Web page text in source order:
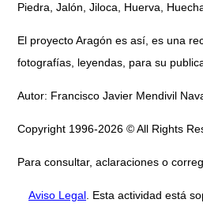
Piedra, Jalón, Jiloca, Huerva,
El proyecto Aragón es así, es una
fotografías, leyendas, para su
Autor: Francisco Javier Mendivil
Copyright 1996-2026 © All Rights
Para consultar, aclaraciones o
Aviso Legal . Esta actividad está